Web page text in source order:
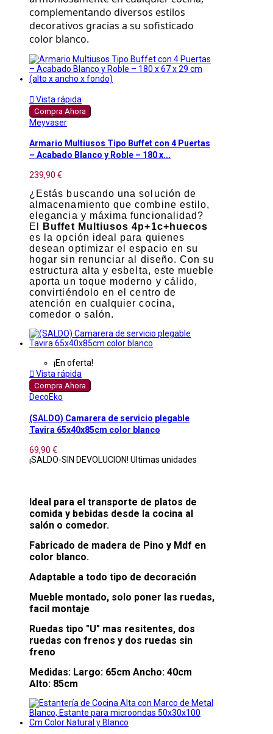
complementando diversos estilos
decorativos gracias a su sofisticado
color blanco.
 Vista rápida
Compra Ahora
Meyvaser
Armario Multiusos Tipo Buffet con 4 Puertas
– Acabado Blanco y Roble – 180 x...
239,90 €
¿Estás buscando una solución de
almacenamiento que combine estilo,
elegancia y máxima funcionalidad?
El
Buffet Multiusos 4p+1c+huecos
es la opción ideal para quienes
desean optimizar el espacio en su
hogar sin renunciar al diseño. Con su
estructura alta y esbelta, este mueble
aporta un toque moderno y cálido,
convirtiéndolo en el centro de
atención en cualquier cocina,
comedor o salón.
¡En oferta!
 Vista rápida
Compra Ahora
DecoEko
(SALDO) Camarera de servicio plegable
Tavira 65x40x85cm color blanco
69,90 €
¡SALDO-SIN DEVOLUCION! Ultimas unidades
Ideal para el transporte de platos de
comida y bebidas desde la cocina al
salón o comedor.
Fabricado de madera de Pino y Mdf en
color blanco.
Adaptable a todo tipo de decoración
Mueble montado, solo poner las ruedas,
facil montaje
Ruedas tipo "U" mas resitentes, dos
ruedas con frenos y dos ruedas sin
freno
Medidas: Largo: 65cm Ancho: 40cm
Alto: 85cm